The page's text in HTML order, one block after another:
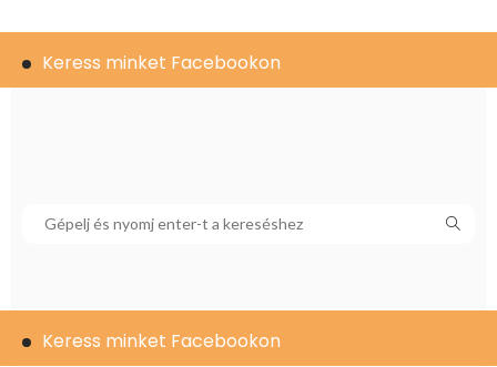
Keress minket Facebookon
Keress minket Facebookon